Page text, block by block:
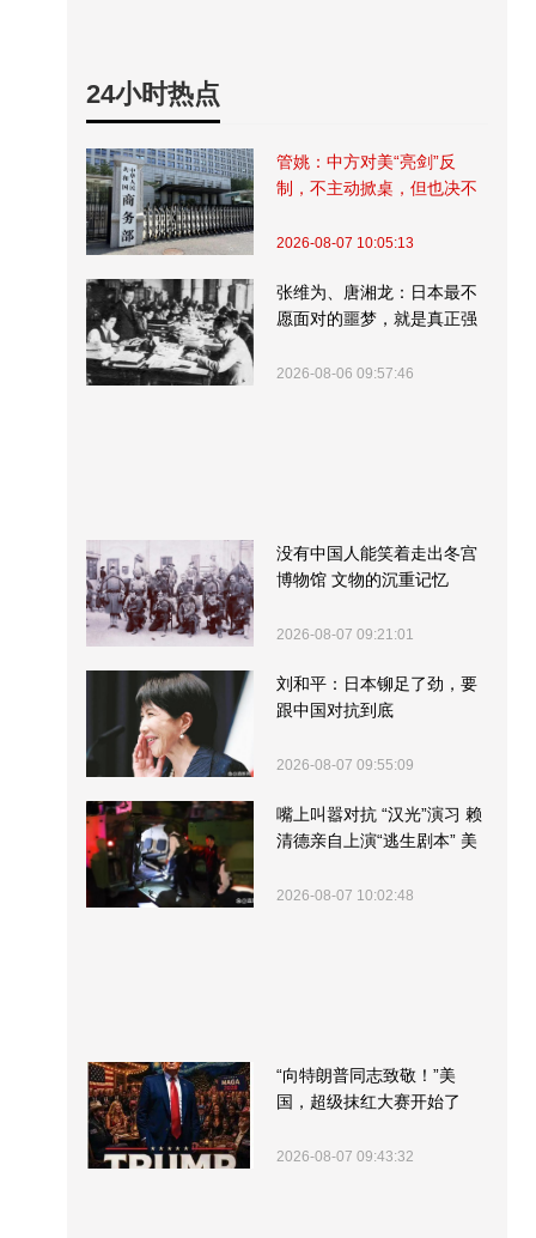
24小时热点
管姚：中方对美“亮剑”反
制，不主动掀桌，但也决不
2026-08-07 10:05:13
张维为、唐湘龙：日本最不
愿面对的噩梦，就是真正强
2026-08-06 09:57:46
没有中国人能笑着走出冬宫
博物馆 文物的沉重记忆
2026-08-07 09:21:01
刘和平：日本铆足了劲，要
跟中国对抗到底
2026-08-07 09:55:09
嘴上叫嚣对抗 “汉光”演习 赖
清德亲自上演“逃生剧本” 美
2026-08-07 10:02:48
“向特朗普同志致敬！”美
国，超级抹红大赛开始了
2026-08-07 09:43:32